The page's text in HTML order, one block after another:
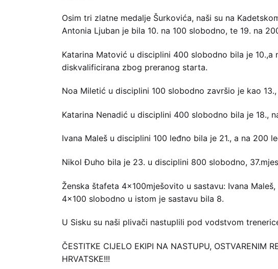
Osim tri zlatne medalje Šurkovića, naši su na
Antonia Ljuban je bila 10. na 100 slobodno, te 19. na
Katarina Matović u disciplini 400 slobodno bila je
diskvalificirana zbog preranog starta.
Noa Miletić u disciplini 100 slobodno završio je kao
Katarina Nenadić u disciplini 400 slobodno bila je 18.,
Ivana Maleš u disciplini 100 leđno bila je 21., a na 200
Nikol Đuho bila je 23. u disciplini 800 slobodno,
Ženska štafeta 4×100mješovito u sastavu: Ivana
4×100 slobodno u istom je sastavu bila 8.
U Sisku su naši plivači nastuplili pod vodstvom
ČESTITKE CIJELO EKIPI NA NASTUPU, OSTVARENIM
HRVATSKE!!!